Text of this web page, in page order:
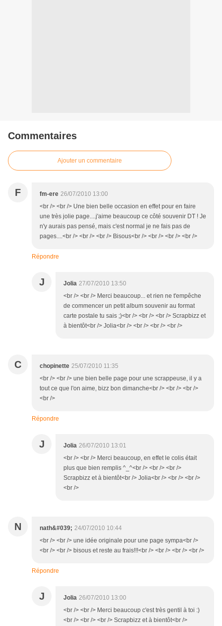
Commentaires
Ajouter un commentaire
F fm-ere 26/07/2010 13:00
<br /> <br /> Une bien belle occasion en effet pour en faire
une très jolie page....j'aime beaucoup ce côté souvenir DT ! Je
n'y aurais pas pensé, mais c'est normal je ne fais pas de
pages....<br /> <br /> <br /> Bisous<br /> <br /> <br /> <br />
Répondre
J Jolia 27/07/2010 13:50
<br /> <br /> Merci beaucoup... et rien ne t'empêche
de commencer un petit album souvenir au format
carte postale tu sais ;)<br /> <br /> <br /> Scrapbizz et
à bientôt<br /> Jolia<br /> <br /> <br /> <br />
C chopinette 25/07/2010 11:35
<br /> <br /> une bien belle page pour une scrappeuse, il y a
tout ce que l'on aime, bizz bon dimanche<br /> <br /> <br />
<br />
Répondre
J Jolia 26/07/2010 13:01
<br /> <br /> Merci beaucoup, en effet le colis était
plus que bien remplis ^_^<br /> <br /> <br />
Scrapbizz et à bientôt<br /> Jolia<br /> <br /> <br />
<br />
N nath&#039; 24/07/2010 10:44
<br /> <br /> une idée originale pour une page sympa<br />
<br /> <br /> bisous et reste au frais!!!<br /> <br /> <br /> <br />
Répondre
J Jolia 26/07/2010 13:00
<br /> <br /> Merci beaucoup c'est très gentil à toi :)
<br /> <br /> <br /> Scrapbizz et à bientôt<br />